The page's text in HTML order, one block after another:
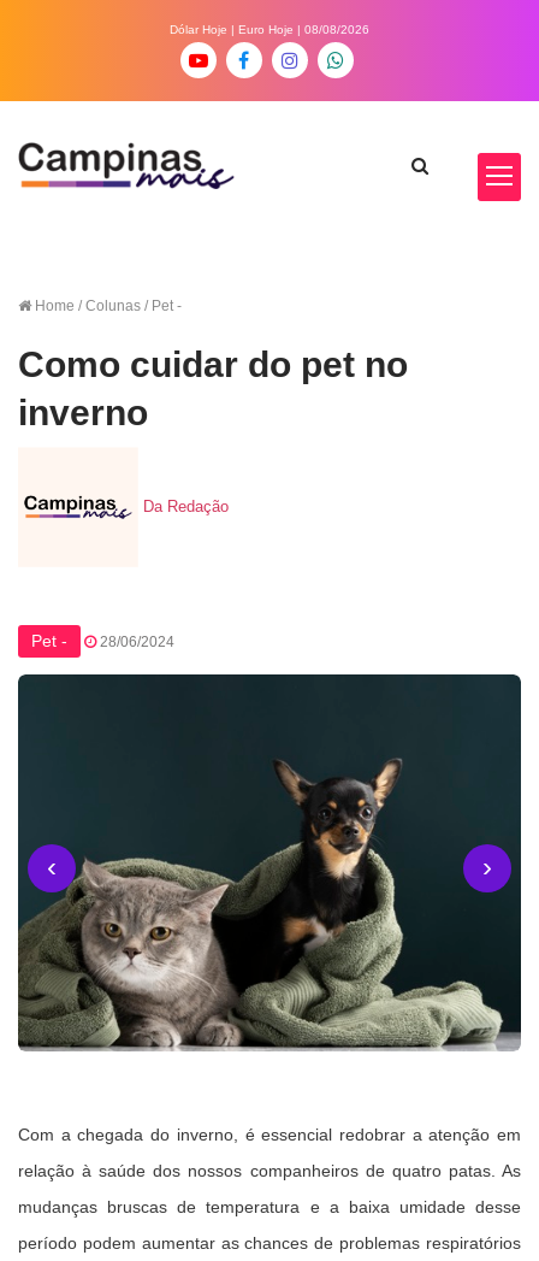
Dólar Hoje | Euro Hoje | 08/08/2026
Home / Colunas / Pet -
Como cuidar do pet no
inverno
Da Redação
Pet - 28/06/2024
‹ ›
Com a chegada do inverno, é essencial redobrar a atenção em
relação à saúde dos nossos companheiros de quatro patas. As
mudanças bruscas de temperatura e a baixa umidade desse
período podem aumentar as chances de problemas respiratórios